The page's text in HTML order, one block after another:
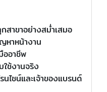
สาขาอย่างสม่ำเสมอ
หาหน้างาน
ออาชีพ
ใช้งานจริง
ไชน์และเจ้าของแบรนด์